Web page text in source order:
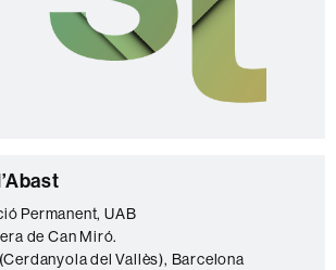
Permanent, UAB
de Can Miró.
del Vallès), Barcelona